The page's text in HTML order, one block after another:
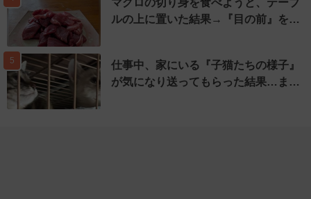
マグロの切り身を食べようと、テーブ
ルの上に置いた結果→『目の前』を…
5
仕事中、家にいる『子猫たちの様子』
が気になり送ってもらった結果…ま…